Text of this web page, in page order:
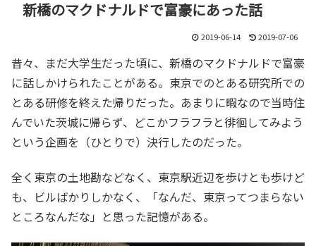
新橋のマクドナルドで富豪にあった話
2019-06-14 2019-07-06
昔々、まだ大学生だった頃に、新橋のマクドナルドで富豪
に話しかけられたことがある。東京でのとある研究所での
とある研修を終えた帰りだった。あまりに暇なので当時住
んでいた茨城に帰らず、どこかフラフラと徘徊してみよう
という企画を（ひとりで）決行したのだった。
全く東京の土地勘などなく、東京駅近辺を歩けとも歩けど
も、ビルばかりしかなく、「なんだ、東京ってつまらない
ところなんだな」と思った記憶がある。